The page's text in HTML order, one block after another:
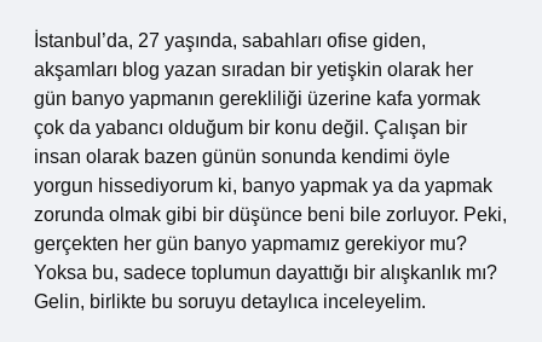
İstanbul’da, 27 yaşında, sabahları ofise giden,
akşamları blog yazan sıradan bir yetişkin olarak her
gün banyo yapmanın gerekliliği üzerine kafa yormak
çok da yabancı olduğum bir konu değil. Çalışan bir
insan olarak bazen günün sonunda kendimi öyle
yorgun hissediyorum ki, banyo yapmak ya da yapmak
zorunda olmak gibi bir düşünce beni bile zorluyor. Peki,
gerçekten her gün banyo yapmamız gerekiyor mu?
Yoksa bu, sadece toplumun dayattığı bir alışkanlık mı?
Gelin, birlikte bu soruyu detaylıca inceleyelim.